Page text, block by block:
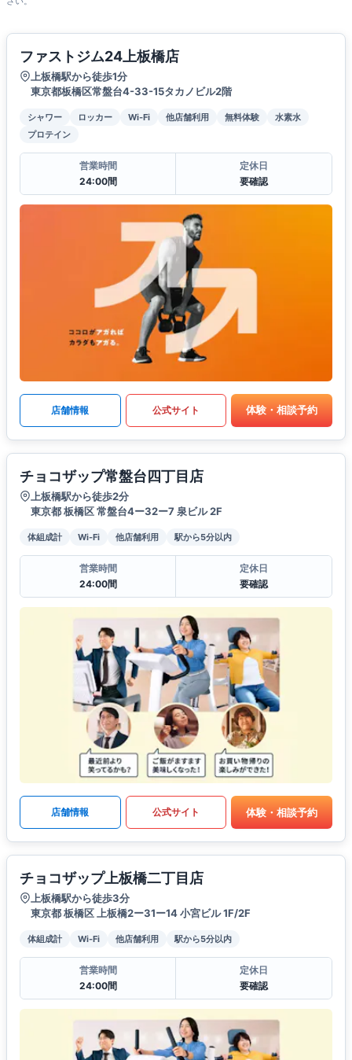
ファストジム24上板橋店
上板橋駅から徒歩1分
東京都板橋区常盤台4-33-15タカノビル2階
シャワー ロッカー Wi-Fi 他店舗利用 無料体験
水素水
プロテイン
営業時間
24:00間
定休日
要確認
店舗情報 公式サイト 体験・相談予約
チョコザップ常盤台四丁目店
上板橋駅から徒歩2分
東京都 板橋区 常盤台4ー32ー7 泉ビル 2F
体組成計 Wi-Fi 他店舗利用 駅から5分以内
営業時間
24:00間
定休日
要確認
店舗情報 公式サイト 体験・相談予約
チョコザップ上板橋二丁目店
上板橋駅から徒歩3分
東京都 板橋区 上板橋2ー31ー14 小宮ビル 1F/2F
体組成計 Wi-Fi 他店舗利用 駅から5分以内
営業時間
24:00間
定休日
要確認